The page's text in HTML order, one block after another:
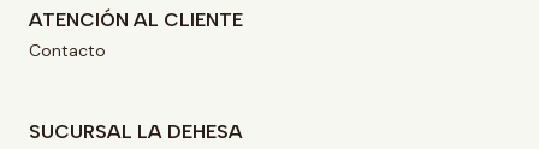
ATENCIÓN AL CLIENTE
Contacto
SUCURSAL LA DEHESA